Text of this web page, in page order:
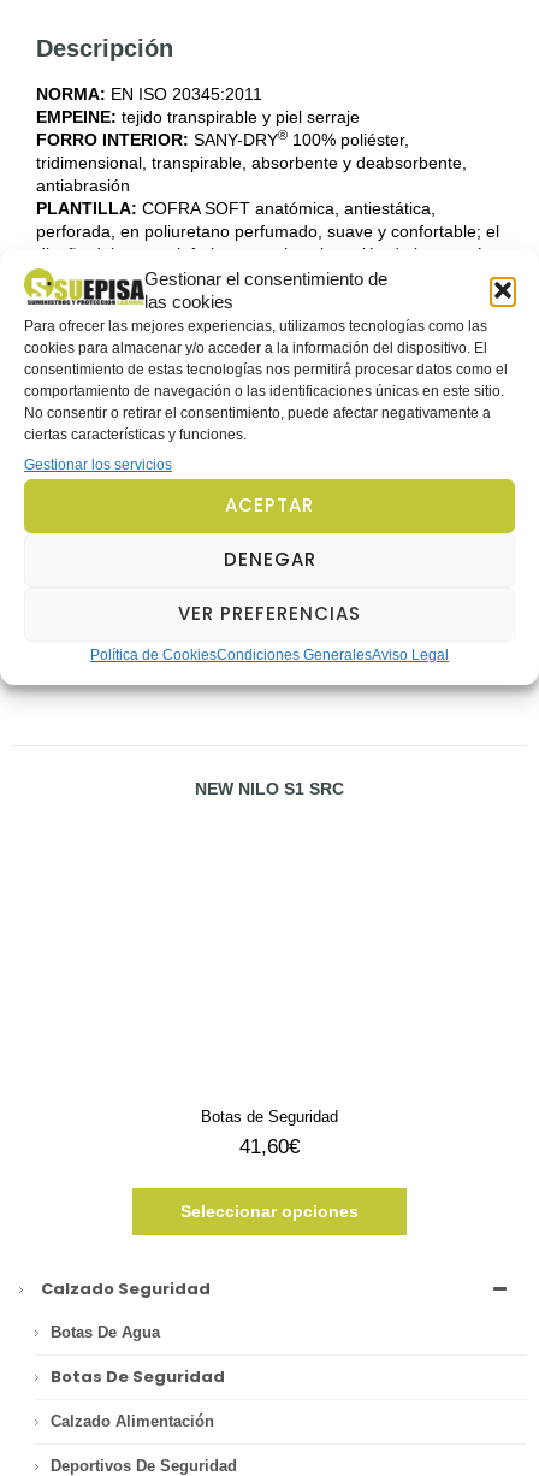
Gestionar el consentimiento de
las cookies
Para ofrecer las mejores experiencias, utilizamos tecnologías como las
cookies para almacenar y/o acceder a la información del dispositivo. El
consentimiento de estas tecnologías nos permitirá procesar datos como el
comportamiento de navegación o las identificaciones únicas en este sitio.
No consentir o retirar el consentimiento, puede afectar negativamente a
ciertas características y funciones.
Gestionar los servicios
ACEPTAR
DENEGAR
VER PREFERENCIAS
Política de CookiesCondiciones GeneralesAviso Legal
Calzado Seguridad
Botas De Agua
Botas De Seguridad
Calzado Alimentación
Deportivos De Seguridad
Descripción
NORMA: EN ISO 20345:2011
EMPEINE: tejido transpirable y piel serraje
FORRO INTERIOR: SANY-DRY® 100% poliéster,
tridimensional, transpirable, absorbente y deabsorbente,
antiabrasión
PLANTILLA: COFRA SOFT anatómica, antiestática,
perforada, en poliuretano perfumado, suave y confortable; el
diseño del estrato inferior garantiza absorción de la energía
de impacto; el estrato superior absorbe el sudor y deja el pie
seco
SUELA:poliuretano/TPU con gránulos de caucho reciclado
PUNTERA:ALUMINIUM 200 J
PLANTILLA ANTIPERFORACIÓN:no metálica APT PLATE –
Zero Perforation
HORMA:11 Mondopoint
PRESTACIONES Y PLUS TÉCNICOS:
ECO Friendly, piel italiana
TALLAS:36-48 (EU), 3-13 (UK)
Información adicional
36, 37, 38, 39, 40, 41, 42, 43, 44, 45, 46, 47, 48
NEW NILO S1 SRC
Botas de Seguridad
41,60€
Seleccionar opciones